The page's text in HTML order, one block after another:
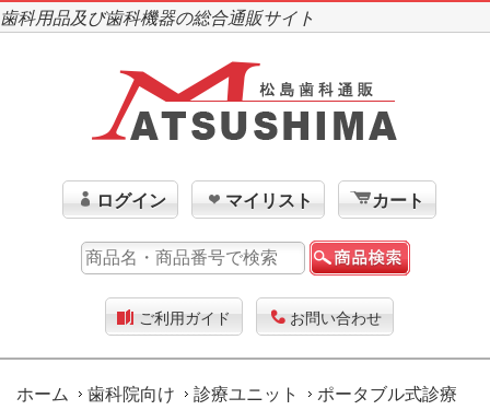
歯科用品及び歯科機器の総合通販サイト
ログイン マイリスト カート
ご利用ガイド お問い合わせ
ホーム 歯科院向け 診療ユニット
ポータブル式診療